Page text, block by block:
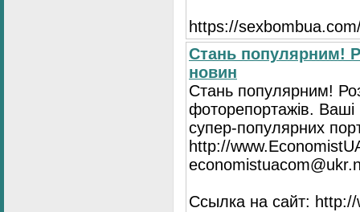
https://
Стань популярним!
новин
Стань популярним!
фоторепортажів. Ваші
супер-популярних
http://
Ссылка на сайт: